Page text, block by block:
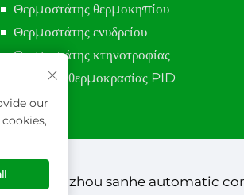
Θερμοστάτης θερμοκηπίου
Θερμοστάτης ενυδρείου
Θερμοστάτης κτηνοτροφίας
Ελεγκτής θερμοκρασίας PID
© 2026 Xuzhou sanhe automatic
our